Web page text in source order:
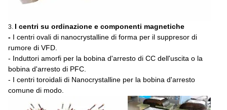
3. I centri su ordinazione e componenti magnetiche
- I centri ovali di nanocrystalline di forma per il suppresor di
rumore di VFD.
- Induttori amorfi per la bobina d'arresto di CC dell'uscita o la
bobina d'arresto di PFC.
- I centri toroidali di Nanocrystalline per la bobina d'arresto
comune di modo.